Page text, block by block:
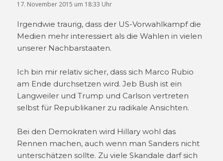
17. November 2015 um 18:33 Uhr
Irgendwie traurig, dass der US-Vorwahlkampf die
Medien mehr interessiert als die Wahlen in vielen
unserer Nachbarstaaten.
Ich bin mir relativ sicher, dass sich Marco Rubio
am Ende durchsetzen wird. Jeb Bush ist ein
Langweiler und Trump und Carlson vertreten
selbst für Republikaner zu radikale Ansichten.
Bei den Demokraten wird Hillary wohl das
Rennen machen, auch wenn man Sanders nicht
unterschätzen sollte. Zu viele Skandale darf sich